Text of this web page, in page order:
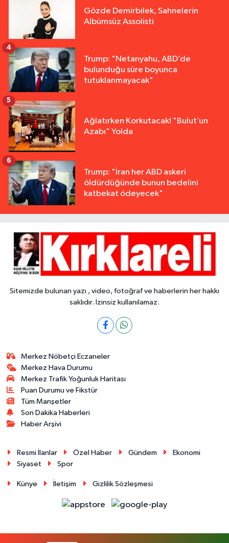
Gözde Demirbilek, Sahnelerin
Albümsüz Assolisti
Trump: "Netanyahu, ABD’de
bulunduğu süre boyunca
tutuklanmayacak"
4
Ağlatırken Korkutacak! "Bulut’un
Azabı" Yolda
5
Trump: "İran her ABD askeri
öldürdüğünde bunun bedelini
katbekat ödeyecek"
6
Sitemizde bulunan yazı , video, fotoğraf ve haberlerin her hakkı
saklıdır. İzinsiz kullanılamaz.
Merkez Nöbetçi Eczaneler
Merkez Hava Durumu
Merkez Trafik Yoğunluk Haritası
Puan Durumu ve Fikstür
Tüm Manşetler
Son Dakika Haberleri
Haber Arşivi
Resmi İlanlar Özel Haber Gündem
Ekonomi
Siyaset
Spor
Künye İletişim Gizlilik Sözleşmesi